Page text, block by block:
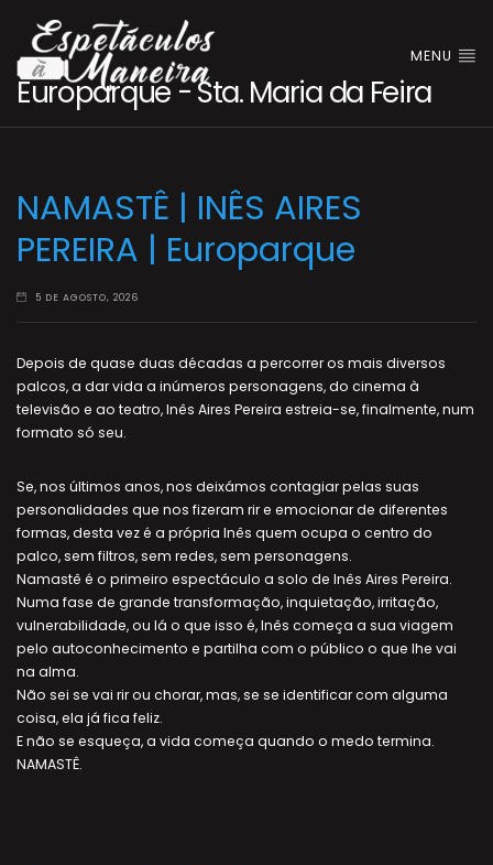
MENU
Europarque - Sta. Maria da Feira
NAMASTÊ | INÊS AIRES
PEREIRA | Europarque
5 DE AGOSTO, 2026
Depois de quase duas décadas a percorrer os mais diversos
palcos, a dar vida a inúmeros personagens, do cinema à
televisão e ao teatro, Inês Aires Pereira estreia-se, finalmente, num
formato só seu.
Se, nos últimos anos, nos deixámos contagiar pelas suas
personalidades que nos fizeram rir e emocionar de diferentes
formas, desta vez é a própria Inês quem ocupa o centro do
palco, sem filtros, sem redes, sem personagens.
Namastê é o primeiro espectáculo a solo de Inês Aires Pereira.
Numa fase de grande transformação, inquietação, irritação,
vulnerabilidade, ou lá o que isso é, Inês começa a sua viagem
pelo autoconhecimento e partilha com o público o que lhe vai
na alma.
Não sei se vai rir ou chorar, mas, se se identificar com alguma
coisa, ela já fica feliz.
E não se esqueça, a vida começa quando o medo termina.
NAMASTÊ.